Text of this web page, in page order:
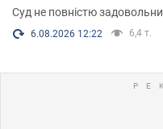
Суд не повністю
6.08.2026 12:22 6,4 т.